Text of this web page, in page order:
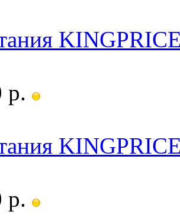
р.
р.